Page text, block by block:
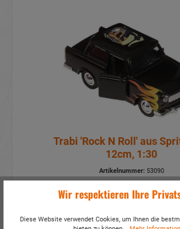
Trabi 'Rock N Roll' aus
12cm, 1:30
Artikelnummer:53090
Mehr Infos? Hier
Details
Wir respektieren Ihre
Diese Website verwendet Cookies, um Ihnen die